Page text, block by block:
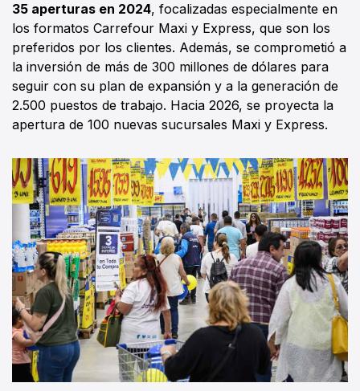
35 aperturas en 2024, focalizadas especialmente en
los formatos Carrefour Maxi y Express, que son los
preferidos por los clientes. Además, se comprometió a
la inversión de más de 300 millones de dólares para
seguir con su plan de expansión y a la generación de
2.500 puestos de trabajo. Hacia 2026, se proyecta la
apertura de 100 nuevas sucursales Maxi y Express.